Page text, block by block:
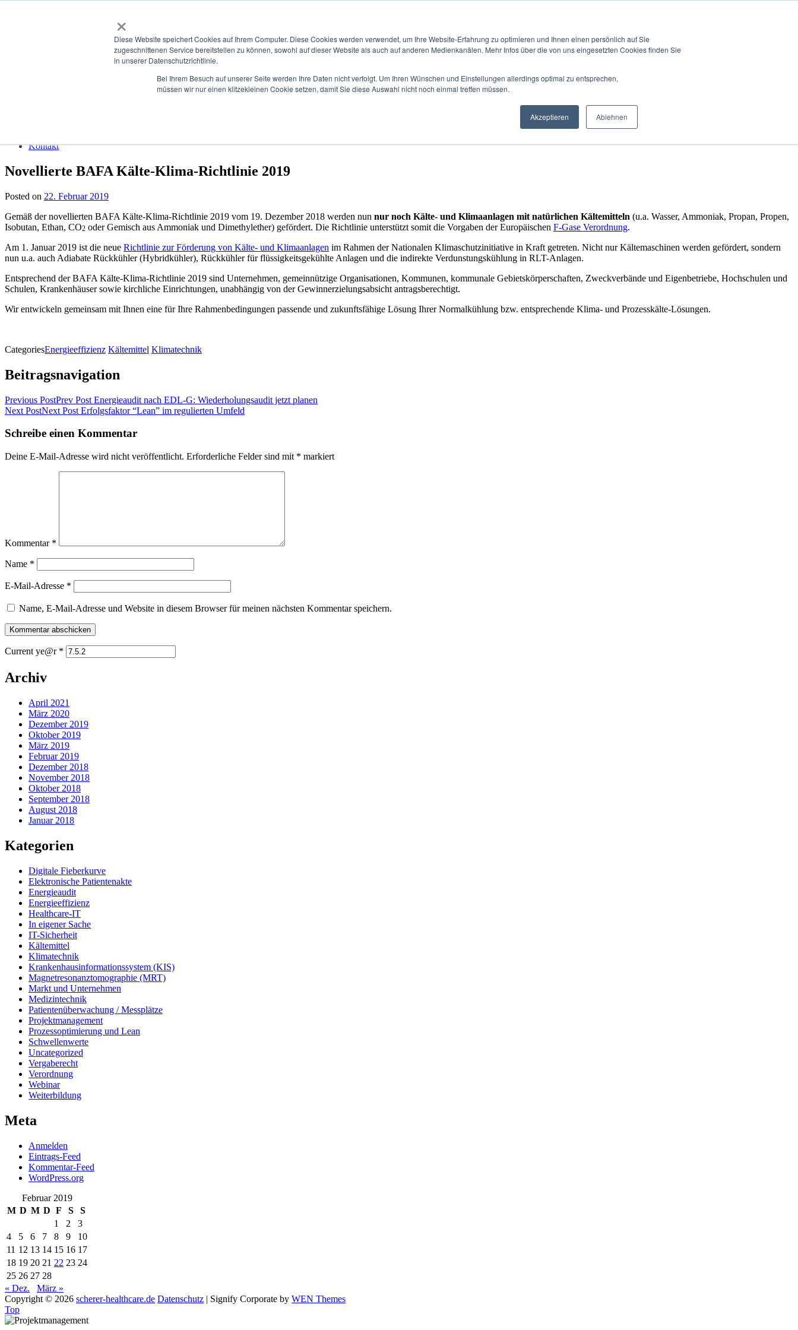
×
Diese Website speichert Cookies auf Ihrem Computer. Diese Cookies werden verwendet, um Ihre Website-Erfahrung zu optimieren und Ihnen einen persönlich auf Sie
zugeschnittenen Service bereitstellen zu können, sowohl auf dieser Website als auch auf anderen Medienkanälen. Mehr Infos über die von uns eingesetzten Cookies finden Sie
in unserer Datenschutzrichtlinie.
Bei Ihrem Besuch auf unserer Seite werden Ihre Daten nicht verfolgt. Um Ihren Wünschen und Einstellungen allerdings optimal zu entsprechen,
müssen wir nur einen klitzekleinen Cookie setzen, damit Sie diese Auswahl nicht noch einmal treffen müssen.
Akzeptieren Ablehnen
Kontakt
Novellierte BAFA Kälte-Klima-Richtlinie 2019
Posted on 22. Februar 2019
Gemäß der nov­el­lierten BAFA Kälte-Kli­ma-Richtlin­ie 2019 vom 19. Dezem­ber 2018 wer­den nun nur noch Kälte- und Kli­maan­la­gen mit natür­lichen Käl­temit­teln (u.a. Wass­er, Ammo­ni­ak, Propan, Propen,
Isobu­tan, Ethan, CO2 oder Gemisch aus Ammo­ni­ak und Dimethylether) gefördert. Die Richtlin­ie unter­stützt somit die Vor­gaben der Europäis­chen F‑Gase Verord­nung.
Am 1. Jan­u­ar 2019 ist die neue Richtlin­ie zur Förderung von Kälte- und Kli­maan­la­gen im Rah­men der Nationalen Kli­maschutzini­tia­tive in Kraft getreten. Nicht nur Käl­temaschi­nen wer­den gefördert, son­dern
nun u.a. auch Adi­a­bate Rück­küh­ler (Hybrid­küh­ler), Rück­küh­ler für flüs­sigkeits­gekühlte Anla­gen und die indi­rek­te Ver­dun­stungsküh­lung in RLT-Anlagen.
Entsprechend der BAFA Kälte-Kli­ma-Richtlin­ie 2019 sind Unternehmen, gemein­nützige Organ­i­sa­tio­nen, Kom­munen, kom­mu­nale Gebi­et­skör­per­schaften, Zweck­ver­bände und Eigen­be­triebe, Hochschulen und
Schulen, Kranken­häuser sowie kirch­liche Ein­rich­tun­gen, unab­hängig von der Gewin­nerzielungsab­sicht antragsberechtigt.
Wir entwick­eln gemein­sam mit Ihnen eine für Ihre Rah­menbe­din­gun­gen passende und zukun­fts­fähige Lösung Ihrer Nor­malküh­lung bzw. entsprechende Kli­ma- und Prozesskälte-Lösungen.
CategoriesEnergieeffizienz Kältemittel Klimatechnik
Beitragsnavigation
Previous PostPrev Post Energieaudit nach EDL‑G: Wiederholungsaudit jetzt planen
Next PostNext Post Erfolgsfaktor “Lean” im regulierten Umfeld
Schreibe einen Kommentar
Deine E-Mail-Adresse wird nicht veröffentlicht. Erforderliche Felder sind mit * markiert
Kommentar *
Name *
E-Mail-Adresse *
Name, E-Mail-Adresse und Website in diesem Browser für meinen nächsten Kommentar speichern.
Current ye@r *
Archiv
April 2021
März 2020
Dezember 2019
Oktober 2019
März 2019
Februar 2019
Dezember 2018
November 2018
Oktober 2018
September 2018
August 2018
Januar 2018
Kategorien
Digitale Fieberkurve
Elektronische Patientenakte
Energieaudit
Energieeffizienz
Healthcare-IT
In eigener Sache
IT-Sicherheit
Kältemittel
Klimatechnik
Krankenhausinformationssystem (KIS)
Magnetresonanztomographie (MRT)
Markt und Unternehmen
Medizintechnik
Patientenüberwachung / Messplätze
Projektmanagement
Prozessoptimierung und Lean
Schwellenwerte
Uncategorized
Vergaberecht
Verordnung
Webinar
Weiterbildung
Meta
Anmelden
Eintrags-Feed
Kommentar-Feed
WordPress.org
Februar 2019
M D M D F S
S
1
2
3
4
5 6 7 8 9
10
11 12 13 14 15 16 17
18 19 20 21 22 23 24
25 26 27 28
« Dez.
März »
Copyright © 2026 scherer-healthcare.de Datenschutz | Signify Corporate by WEN Themes
Top